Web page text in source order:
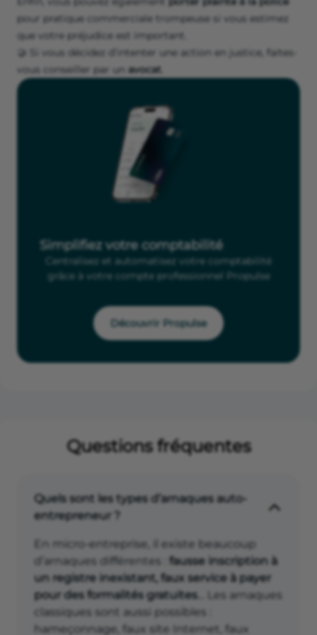
pour pratique commerciale trompeuse si vous estimez
que votre préjudice est important.
🤝
Si vous décidez d’intenter une action en justice, faites-
vous conseiller par un avocat
Simplifiez votre comptabilité
Centralisez et automatisez votre comptabilité
grâce à votre compte professionnel Propulse
Découvrir Propulse
Questions fréquentes
Quels sont les types d’arnaques auto-
entrepreneur ?
En micro-entreprise, il existe beaucoup
d’arnaques différentes : fausse inscription à
un registre inexistant, faux service à payer
pour des formalités gratuites… Les arnaques
classiques sont aussi possibles :
hameçonnage, faux site Internet, faux